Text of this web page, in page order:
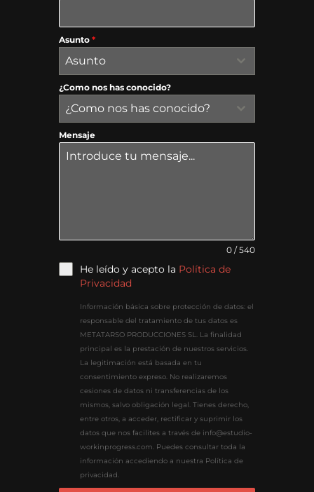
Asunto*
Asunto
¿Como nos has conocido?
¿Como nos has conocido?
Mensaje
0 / 540
He leído y acepto la Política de
Privacidad
Información básica sobre protección de datos: el
responsable del tratamiento de tus datos es
METATARSO PRODUCCIONES SL. La finalidad
principal es la prestación de nuestros servicios.
La legitimación está basada en tu
consentimiento expreso. No realizaremos
cesiones de datos ni transferencias de los
mismos, salvo obligación legal. Tienes derecho,
entre otros, a acceder, rectificar y suprimir los
datos que nos facilites a través de info@estudio-
workinprogress.com. Puedes consultar toda la
información accediendo a nuestra Política de
privacidad.